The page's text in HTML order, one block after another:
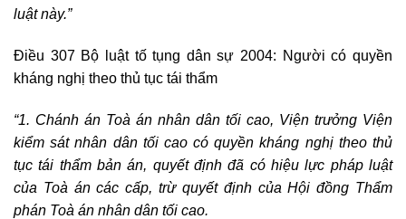
luật này.”
Điều 307 Bộ luật tố tụng dân sự 2004: Người có quyền
kháng nghị theo thủ tục tái thẩm
“1. Chánh án Toà án nhân dân tối cao, Viện trưởng Viện
kiểm sát nhân dân tối cao có quyền kháng nghị theo thủ
tục tái thẩm bản án, quyết định đã có hiệu lực pháp luật
của Toà án các cấp, trừ quyết định của Hội đồng Thẩm
phán Toà án nhân dân tối cao.